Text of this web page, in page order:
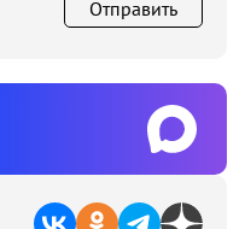
Отправить